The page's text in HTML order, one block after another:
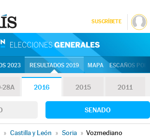
SUSCRÍBETE
2023 RESULTADOS 2019 MAPA ESCAÑOS
28A 2016 2015 2011
SENADO
» Castilla y León » Soria » Vozmediano